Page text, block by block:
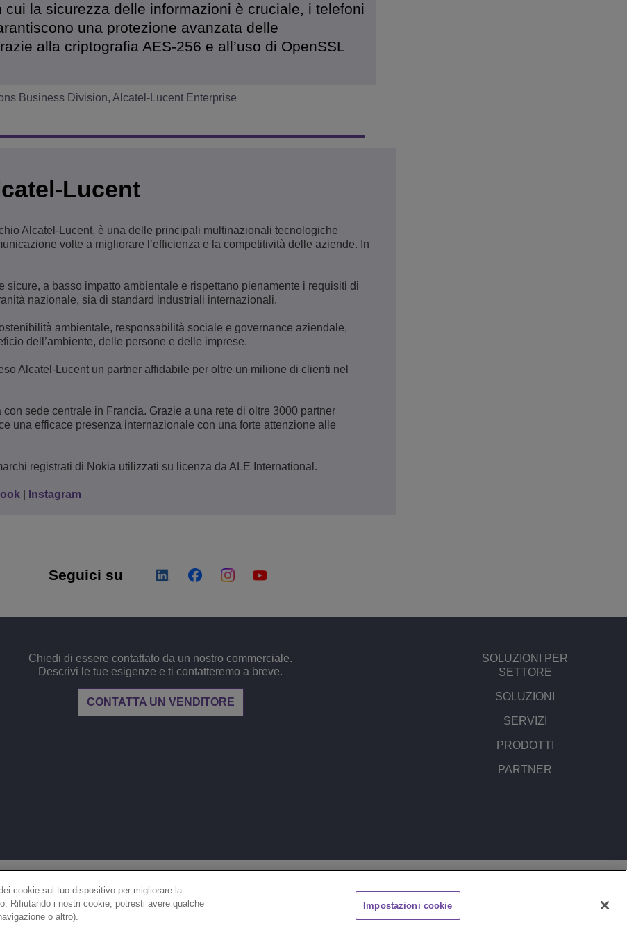
la sicurezza delle informazioni è cruciale, i telefoni
una protezione avanzata delle
alla criptografia AES-256 e all’uso di OpenSSL
Business Division, Alcatel-Lucent Enterprise
Lucent
Alcatel-Lucent, è una delle principali multinazionali tecnologiche
volte a migliorare l’efficienza e la competitività delle aziende. In
sicure, a basso impatto ambientale e rispettano pienamente i requisiti di
nazionale, sia di standard industriali internazionali.
ambientale, responsabilità sociale e governance aziendale,
dell’ambiente, delle persone e delle imprese.
Alcatel-Lucent un partner affidabile per oltre un milione di clienti nel
sede centrale in Francia. Grazie a una rete di oltre 3000 partner
una efficace presenza internazionale con una forte attenzione alle
registrati di Nokia utilizzati su licenza da ALE International.
Instagram
Seguici su
Chiedi di essere contattato da un nostro commerciale.
Descrivi le tue esigenze e ti contatteremo a breve.
CONTATTA UN VENDITORE
SOLUZIONI PER
SETTORE
SOLUZIONI
SERVIZI
PRODOTTI
PARTNER
IMPOSTAZIONI COOKIE
cookie sul tuo dispositivo per migliorare la
Rifiutando i nostri cookie, potresti avere qualche
o altro).
Impostazioni cookie